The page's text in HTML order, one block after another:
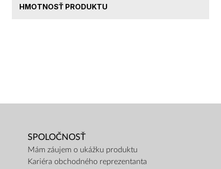
HMOTNOSŤ PRODUKTU
SPOLOČNOSŤ
Mám záujem o ukážku produktu
Kariéra obchodného reprezentanta